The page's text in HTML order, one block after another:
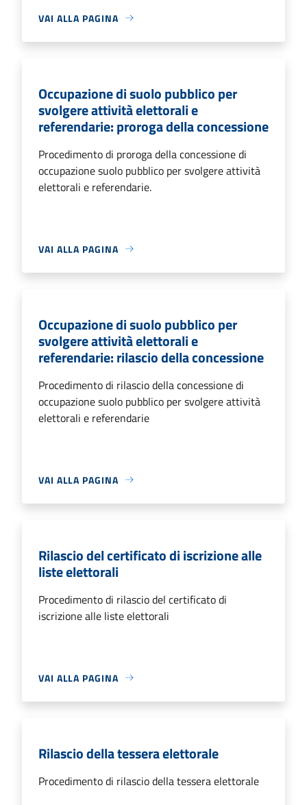
VAI ALLA PAGINA
Occupazione di suolo pubblico per
svolgere attività elettorali e
referendarie: proroga della concessione
Procedimento di proroga della concessione di
occupazione suolo pubblico per svolgere attività
elettorali e referendarie.
VAI ALLA PAGINA
Occupazione di suolo pubblico per
svolgere attività elettorali e
referendarie: rilascio della concessione
Procedimento di rilascio della concessione di
occupazione suolo pubblico per svolgere attività
elettorali e referendarie
VAI ALLA PAGINA
Rilascio del certificato di iscrizione alle
liste elettorali
Procedimento di rilascio del certificato di
iscrizione alle liste elettorali
VAI ALLA PAGINA
Rilascio della tessera elettorale
Procedimento di rilascio della tessera elettorale